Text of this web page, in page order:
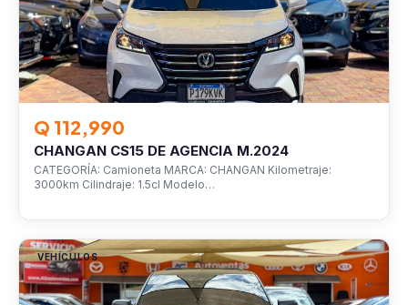
Q 112,990
CHANGAN CS15 DE AGENCIA M.2024
CATEGORÍA: Camioneta MARCA: CHANGAN Kilometraje:
3000km Cilindraje: 1.5cl Modelo…
VEHÍCULOS